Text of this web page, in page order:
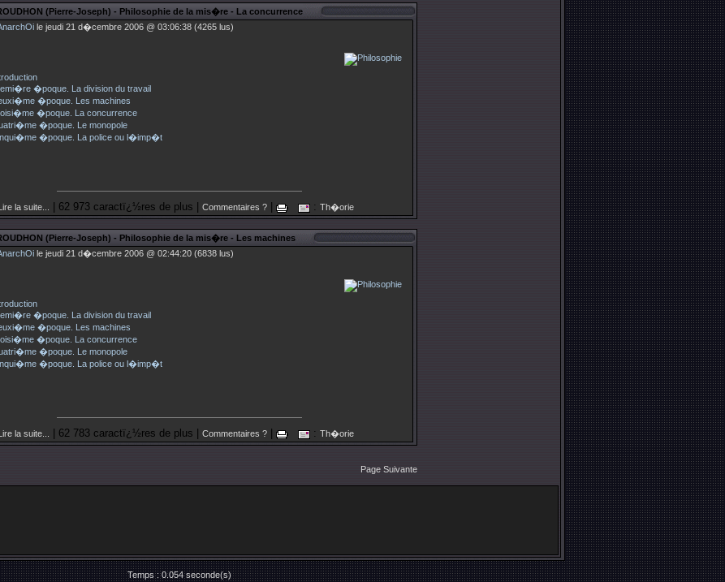
(Pierre-Joseph) - Philosophie de la mis�re - La concurrence
le jeudi 21 d�cembre 2006 @ 03:06:38 (4265 lus)
�poque. La division du travail
�poque. Les machines
�poque. La concurrence
�poque. Le monopole
�poque. La police ou l�imp�t
la suite... | 62 973 caractï¿½res de plus | Commentaires ? : Th�orie
(Pierre-Joseph) - Philosophie de la mis�re - Les machines
le jeudi 21 d�cembre 2006 @ 02:44:20 (6838 lus)
�poque. La division du travail
�poque. Les machines
�poque. La concurrence
�poque. Le monopole
�poque. La police ou l�imp�t
la suite... | 62 783 caractï¿½res de plus | Commentaires ? : Th�orie
Page Suivante
Temps : 0.054 seconde(s)